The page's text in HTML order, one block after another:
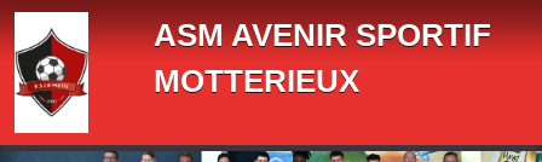
ASM AVENIR SPORTIF
MOTTERIEUX
Panneau de gestion des cookies